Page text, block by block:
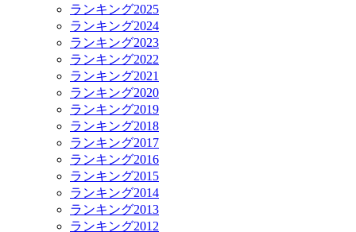
ランキング2025
ランキング2024
ランキング2023
ランキング2022
ランキング2021
ランキング2020
ランキング2019
ランキング2018
ランキング2017
ランキング2016
ランキング2015
ランキング2014
ランキング2013
ランキング2012